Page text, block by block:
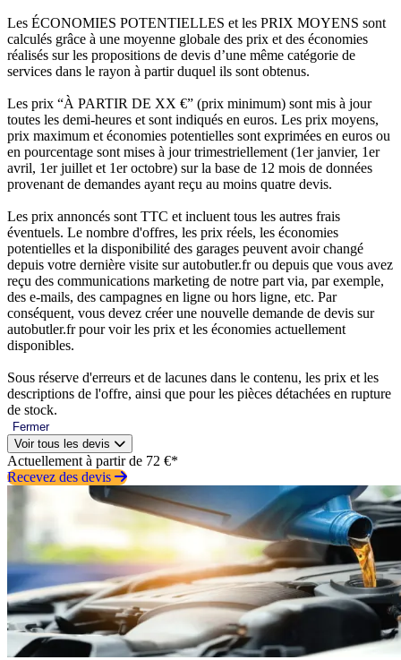
Les ÉCONOMIES POTENTIELLES et les PRIX MOYENS sont
calculés grâce à une moyenne globale des prix et des économies
réalisés sur les propositions de devis d’une même catégorie de
services dans le rayon à partir duquel ils sont obtenus.
Les prix “À PARTIR DE XX €” (prix minimum) sont mis à jour
toutes les demi-heures et sont indiqués en euros. Les prix moyens,
prix maximum et économies potentielles sont exprimées en euros ou
en pourcentage sont mises à jour trimestriellement (1er janvier, 1er
avril, 1er juillet et 1er octobre) sur la base de 12 mois de données
provenant de demandes ayant reçu au moins quatre devis.
Les prix annoncés sont TTC et incluent tous les autres frais
éventuels. Le nombre d'offres, les prix réels, les économies
potentielles et la disponibilité des garages peuvent avoir changé
depuis votre dernière visite sur autobutler.fr ou depuis que vous avez
reçu des communications marketing de notre part via, par exemple,
des e-mails, des campagnes en ligne ou hors ligne, etc. Par
conséquent, vous devez créer une nouvelle demande de devis sur
autobutler.fr pour voir les prix et les économies actuellement
disponibles.
Sous réserve d'erreurs et de lacunes dans le contenu, les prix et les
descriptions de l'offre, ainsi que pour les pièces détachées en rupture
de stock.
Fermer
Voir tous les devis
Actuellement à partir de 72 €*
Recevez des devis